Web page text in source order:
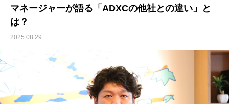
マネージャーが語る「ADXCの他社との違い」と
は？
2025.08.29